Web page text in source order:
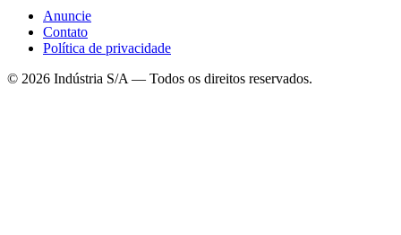
Anuncie
Contato
Política de privacidade
© 2026 Indústria S/A — Todos os direitos reservados.